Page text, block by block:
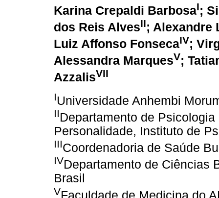
Karina Crepaldi BarbosaI;
dos Reis AlvesII; Alexandre
Luiz Affonso FonsecaIV;
Alessandra MarquesV;
AzzalisVII
IUniversidade Anhembi
IIDepartamento de
Personalidade, Instituto de
IIICoordenadoria de Saúde
IVDepartamento de Ciências
Brasil
VFaculdade de Medicina do